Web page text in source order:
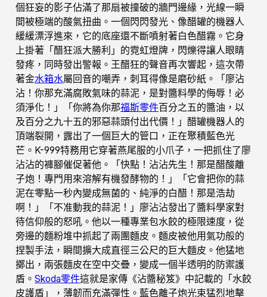
個狂妄的影子佔滿了那扇被撞破的牆門邊緣，光線一瞬
間被極端的酸氣扭曲。一個閃閃發光、像醋罐的機器人
緩緩漂浮進來，它的底座還不斷噴射著白色醋霧。它身
上掛著「醋狂派大勝利」的霓虹燈牌，閃爍得讓人眼睛
發疼，同時發出警報。王醋狂的聲音再次響起，這次帶
著金水箱水屬回音的嘲弄，刺耳得像是磨砂紙。「廖沾
沾！你那充滿腐敗氣味的蒜泥，是對醬料學的侮辱！必
須淨化！」「你將為你那福斯零件百分之五的醬油，以
及百分之九十五的邪惡蒜頭付出代價！」醋罐機器人的
頂端裂開，露出了一個巨大的管口，正在聚積藍色光
芒。K-999特務用它穿著燕尾服的小爪子，一把抓住了廖
沾沾的褲腳催促著他。「快點！沾沾先生！那是醋酸離
子炮！專門用來溶解有機發酵物的！」「它會把你的蒜
泥在零點一秒內變成無菌的、純淨的白醋！那是浩劫
啊！」「不准動我的蒜泥！」廖沾沾發出了醬料學家對
待信仰般的怒吼。他以一種專業包水餃的極限速度，從
旁邊的麵粉堆中抓起了兩團麵皮。麵皮被他用氣功般的
捏製手法，瞬間擴大成直徑三公尺的巨大麵皮。他猛地
擲出，兩張麵皮在空中交疊，變成一個半透明的防禦護
盾。 Skoda零件這就是家傳《沾醬秘笈》中記載的「水餃
皮護盾」，薄韌而充滿彈性。藍色離子炮光束猛烈地擊